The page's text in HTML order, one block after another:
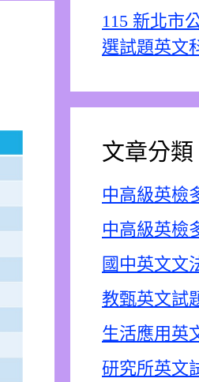
115 新北市
選試題英文
文章分類
中高級英檢
中高級英檢
國中英文文
教甄英文試
生活應用英
研究所英文